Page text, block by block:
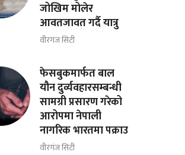
जोखिम मोलेर
आवतजावत गर्दै यात्रु
वीरगंज सिटी
फेसबुकमार्फत बाल
यौन दुर्व्यवहारसम्बन्धी
सामग्री प्रसारण गरेको
आरोपमा नेपाली
नागरिक भारतमा पक्राउ
वीरगंज सिटी